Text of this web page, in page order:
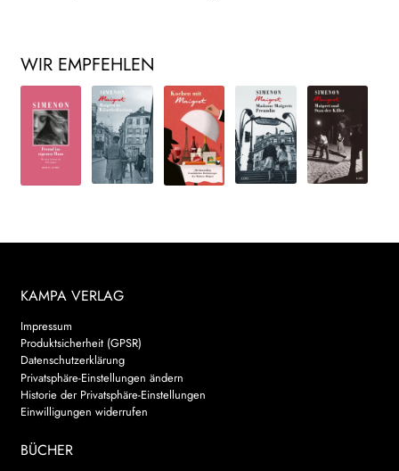
WIR EMPFEHLEN
KAMPA VERLAG
Impressum
Produktsicherheit (GPSR)
Datenschutzerklärung
Privatsphäre-Einstellungen ändern
Historie der Privatsphäre-Einstellungen
Einwilligungen widerrufen
BÜCHER